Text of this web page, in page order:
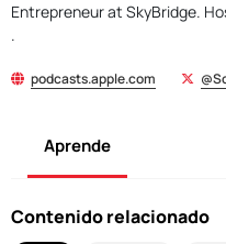
Entrepreneur at SkyBridge.
.
podcasts.apple.com
Aprende
Contenido relacionado